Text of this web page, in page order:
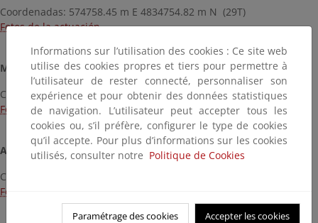
Coordenadas: 574758.45 m E 4834754.82 m N (29T)
Fotos de la actuación
Mirador en Maniños (T.M. Fene)
Coordenadas: 564700.99 m E 4812326.88 m N (29T)
Fotos de la actuación
Acceso a la playa de San Felipe (T.M. Ferrol)
Coordenadas: 558358,01 m E 4813097,04 m N (29T)
Fotos de la actuación
Informations sur l’utilisation des cookies : Ce site web
utilise des cookies propres et tiers pour permettre à
l’utilisateur de rester connecté, personnaliser son
expérience et pour obtenir des données statistiques
de navigation. L’utilisateur peut accepter tous les
cookies ou, s’il préfère, configurer le type de cookies
qu’il accepte. Pour plus d’informations sur les cookies
utilisés, consulter notre Politique de Cookies
Paramétrage des cookies Accepter les cookies